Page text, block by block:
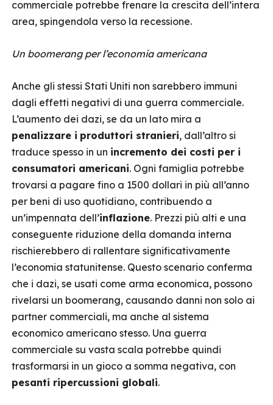
commerciale potrebbe frenare la crescita dell’intera
area, spingendola verso la recessione.
Un boomerang per l’economia americana
Anche gli stessi Stati Uniti non sarebbero immuni
dagli effetti negativi di una guerra commerciale.
L’aumento dei dazi, se da un lato mira a
penalizzare i produttori stranieri, dall’altro si
traduce spesso in un incremento dei costi per i
consumatori americani. Ogni famiglia potrebbe
trovarsi a pagare fino a 1500 dollari in più all’anno
per beni di uso quotidiano, contribuendo a
un’impennata dell’inflazione. Prezzi più alti e una
conseguente riduzione della domanda interna
rischierebbero di rallentare significativamente
l’economia statunitense. Questo scenario conferma
che i dazi, se usati come arma economica, possono
rivelarsi un boomerang, causando danni non solo ai
partner commerciali, ma anche al sistema
economico americano stesso. Una guerra
commerciale su vasta scala potrebbe quindi
trasformarsi in un gioco a somma negativa, con
pesanti ripercussioni globali.